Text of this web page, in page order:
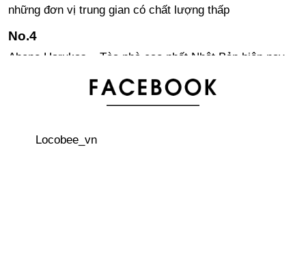
những đơn vị trung gian có chất lượng thấp
Abeno Harukas – Tòa nhà cao nhất Nhật Bản hiện nay
Các quy tắc viết chữ Kanji trong tiếng Nhật
Locobee_vn